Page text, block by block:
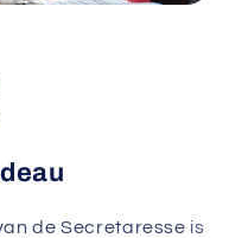
de Secretaresse is